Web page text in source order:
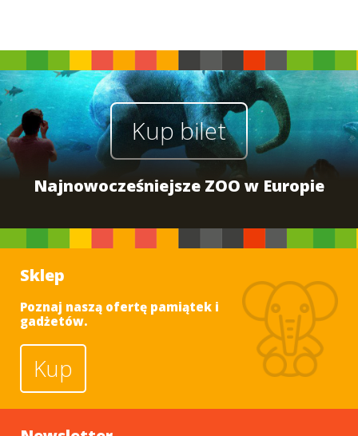
Najnowocześniejsze ZOO w Europie
Kup bilet
Sklep
Poznaj naszą ofertę pamiątek i
gadżetów.
Kup